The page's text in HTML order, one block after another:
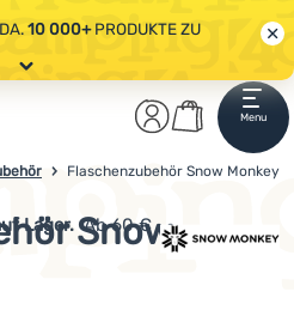
10 000+PRODUKTE ZU
& WANDERAUSRÜSTUNG.
Alle Aktionen
Anmelden
Warenkorb
Menu
4campingshop.de
Flaschenzubehör Snow Monkey
Snow
auf Lager. Ab 60 €